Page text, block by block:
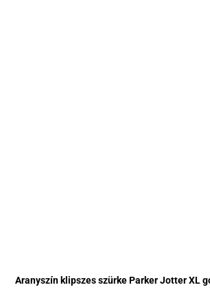
Aranyszín klipszes szürke Parker Jotter XL